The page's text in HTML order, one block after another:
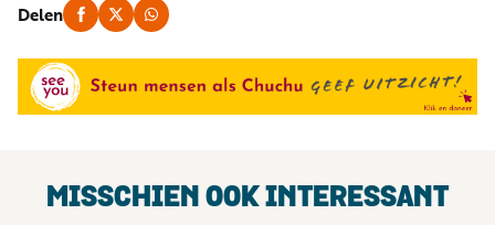
Delen
MISSCHIEN OOK INTERESSANT
Algemene